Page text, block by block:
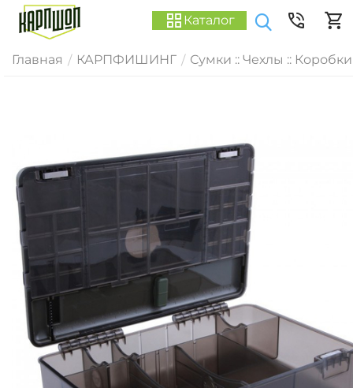
Каталог
Главная / КАРПФИШИНГ / Сумки :: Чехлы :: Коробки